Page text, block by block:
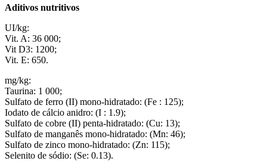
Aditivos nutritivos
UI/kg:
Vit. A: 36 000;
Vit D3: 1200;
Vit. E: 650.
mg/kg:
Taurina: 1 000;
Sulfato de ferro (II) mono-hidratado: (Fe : 125);
Iodato de cálcio anidro: (I : 1.9);
Sulfato de cobre (II) penta-hidratado: (Cu: 13);
Sulfato de manganês mono-hidratado: (Mn: 46);
Sulfato de zinco mono-hidratado: (Zn: 115);
Selenito de sódio: (Se: 0.13).